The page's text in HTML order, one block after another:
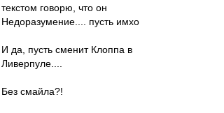
текстом говорю, что он
Недоразумение.... пусть имхо
И да, пусть сменит Клоппа в
Ливерпуле....
Без смайла?!